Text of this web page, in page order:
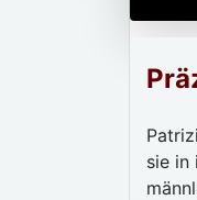
sie in